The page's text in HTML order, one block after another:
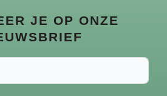
JE OP ONZE